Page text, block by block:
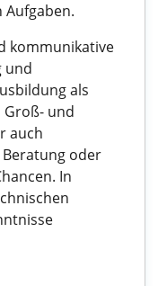
Aufgaben.
kommunikative
und
als
Groß- und
auch
oder
In